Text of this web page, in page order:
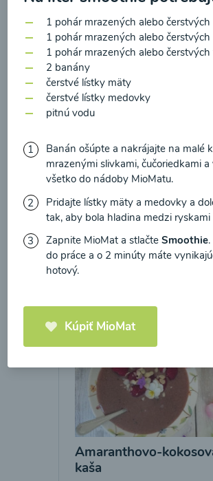
Brokolicové
00:25
Načítať ďalšie
Kaše
Amaranthovo-
kaša
1 pohár mrazených alebo čerstvých
1 pohár mrazených alebo čerstvých
1 pohár mrazených alebo
2 banány
čerstvé lístky mäty
čerstvé lístky medovky
pitnú vodu
Banán ošúpte a nakrájajte na malé
mrazenými slivkami, čučoriedkami
všetko do nádoby MioMatu.
Pridajte lístky mäty a medovky a
tak, aby bola hladina medzi
Zapnite MioMat a stlačteSmoothie
do práce a o 2 minúty máte
hotový.
Kúpiť MioMat
prečítal(a)informácie o Ochrane
údajova súhlasím s nimi.